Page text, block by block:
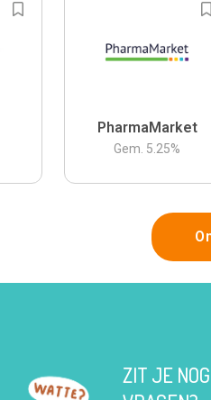
PharmaMarket
Gem. 5.25%
ZIT JE